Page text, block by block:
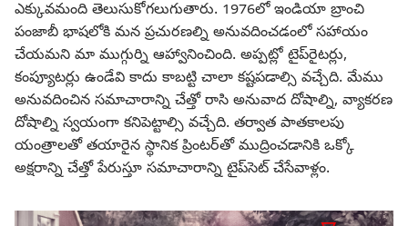
ఎక్కువమంది తెలుసుకోగలుగుతారు. 1976లో ఇండియా బ్రాంచి
పంజాబీ భాషలోకి మన ప్రచురణల్ని అనువదించడంలో సహాయం
చేయమని మా ముగ్గుర్ని ఆహ్వానించింది. అప్పట్లో టైప్‌రైటర్లు,
కంప్యూటర్లు ఉండేవి కాదు కాబట్టి చాలా కష్టపడాల్సి వచ్చేది. మేము
అనువదించిన సమాచారాన్ని చేత్తో రాసి అనువాద దోషాల్ని, వ్యాకరణ
దోషాల్ని స్వయంగా కనిపెట్టాల్సి వచ్చేది. తర్వాత పాతకాలపు
యంత్రాలతో తయారైన స్థానిక ప్రింటర్‌తో ముద్రించడానికి ఒక్కో
అక్షరాన్ని చేత్తో పేరుస్తూ సమాచారాన్ని టైప్‌సెట్‌ చేసేవాళ్లం.